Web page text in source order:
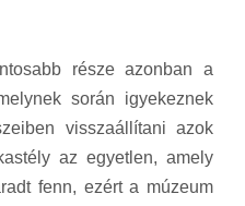
része azonban a
során igyekeznek
visszaállítani azok
az egyetlen, amely
fenn, ezért a múzeum